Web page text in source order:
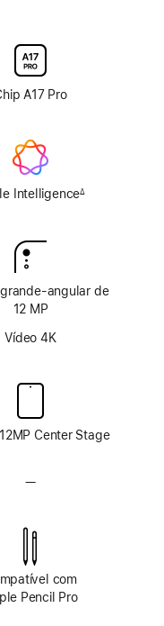
vidro
nano-
texture
A17 Pro
Intelligence∆
angular de
12 MP
Vídeo 4K
Center Stage
—Sem
câmera
com
Pencil Pro